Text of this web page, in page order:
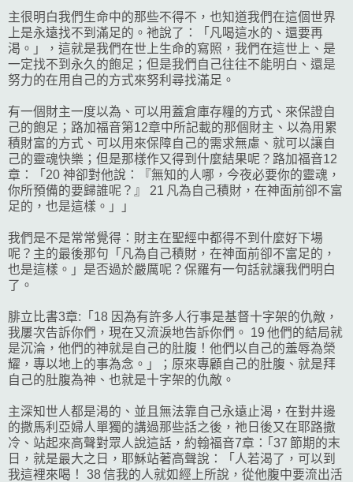
主很明白我們生命中的那些不得不，也知道我們在這個世界
上是永遠找不到滿足的。祂說了：「凡喝這水的、還要再
渇。」，這就是我們在世上生命的寫照，我們在這世上、是
一定找不到永久的飽足；但是我們自己往往不能明白、還是
努力的在用自己的方式來努利尋找滿足。
有一個財主一度以為、可以用蓋倉庫存糧的方式、來保證自
己的飽足；路加福音第12章中所記載的那個財主、以為用累
積財富的方式、可以用來保障自己的需求無慮、就可以讓自
己的靈魂快樂；但是那樣作又得到什麼結果呢？路加福音12
章：「20 神卻對他說：『無知的人哪，今夜必要你的靈魂，
你所預備的要歸誰呢？』 21 凡為自己積財，在神面前卻不富
足的，也是這樣。」」
我們是不是常常覺得：財主在聖經中都得不到什麼好下場
呢？主的最後那句「凡為自己積財，在神面前卻不富足的，
也是這樣。」是否過於嚴厲呢？保羅有一句話就讓我們明白
了。
腓立比書3章:「18 因為有許多人行事是基督十字架的仇敵，
我屢次告訴你們，現在又流淚地告訴你們。 19 他們的結局就
是沉淪，他們的神就是自己的肚腹！他們以自己的羞辱為榮
耀，專以地上的事為念。」；原來專顧自己的肚腹、就是拜
自己的肚腹為神、也就是十字架的仇敵。
主深知世人都是渇的、並且無法靠自己永遠止渴，在對井邊
的撒馬利亞婦人單獨的講過那些話之後，祂日後又在耶路撒
冷、站起來高聲對眾人說這話，約翰福音7章：｢37 節期的末
日，就是最大之日，耶穌站著高聲說：「人若渴了，可以到
我這裡來喝！ 38 信我的人就如經上所說，從他腹中要流出活